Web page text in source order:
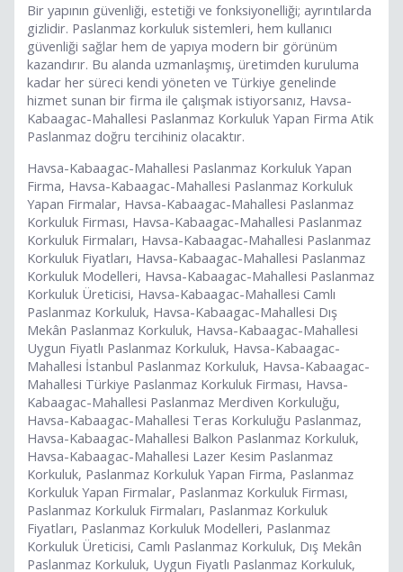
Bir yapının güvenliği, estetiği ve fonksiyonelliği; ayrıntılarda
gizlidir. Paslanmaz korkuluk sistemleri, hem kullanıcı
güvenliği sağlar hem de yapıya modern bir görünüm
kazandırır. Bu alanda uzmanlaşmış, üretimden kuruluma
kadar her süreci kendi yöneten ve Türkiye genelinde
hizmet sunan bir firma ile çalışmak istiyorsanız, Havsa-
Kabaagac-Mahallesi Paslanmaz Korkuluk Yapan Firma Atik
Paslanmaz doğru tercihiniz olacaktır.
Havsa-Kabaagac-Mahallesi Paslanmaz Korkuluk Yapan
Firma, Havsa-Kabaagac-Mahallesi Paslanmaz Korkuluk
Yapan Firmalar, Havsa-Kabaagac-Mahallesi Paslanmaz
Korkuluk Firması, Havsa-Kabaagac-Mahallesi Paslanmaz
Korkuluk Firmaları, Havsa-Kabaagac-Mahallesi Paslanmaz
Korkuluk Fiyatları, Havsa-Kabaagac-Mahallesi Paslanmaz
Korkuluk Modelleri, Havsa-Kabaagac-Mahallesi Paslanmaz
Korkuluk Üreticisi, Havsa-Kabaagac-Mahallesi Camlı
Paslanmaz Korkuluk, Havsa-Kabaagac-Mahallesi Dış
Mekân Paslanmaz Korkuluk, Havsa-Kabaagac-Mahallesi
Uygun Fiyatlı Paslanmaz Korkuluk, Havsa-Kabaagac-
Mahallesi İstanbul Paslanmaz Korkuluk, Havsa-Kabaagac-
Mahallesi Türkiye Paslanmaz Korkuluk Firması, Havsa-
Kabaagac-Mahallesi Paslanmaz Merdiven Korkuluğu,
Havsa-Kabaagac-Mahallesi Teras Korkuluğu Paslanmaz,
Havsa-Kabaagac-Mahallesi Balkon Paslanmaz Korkuluk,
Havsa-Kabaagac-Mahallesi Lazer Kesim Paslanmaz
Korkuluk, Paslanmaz Korkuluk Yapan Firma, Paslanmaz
Korkuluk Yapan Firmalar, Paslanmaz Korkuluk Firması,
Paslanmaz Korkuluk Firmaları, Paslanmaz Korkuluk
Fiyatları, Paslanmaz Korkuluk Modelleri, Paslanmaz
Korkuluk Üreticisi, Camlı Paslanmaz Korkuluk, Dış Mekân
Paslanmaz Korkuluk, Uygun Fiyatlı Paslanmaz Korkuluk,